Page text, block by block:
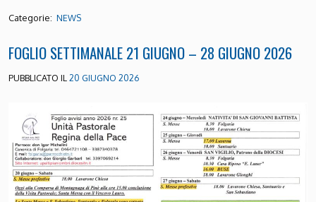
Categorie: NEWS
FOGLIO SETTIMANALE 21 GIUGNO – 28 GIUGNO 2026
PUBBLICATO IL 20 GIUGNO 2026